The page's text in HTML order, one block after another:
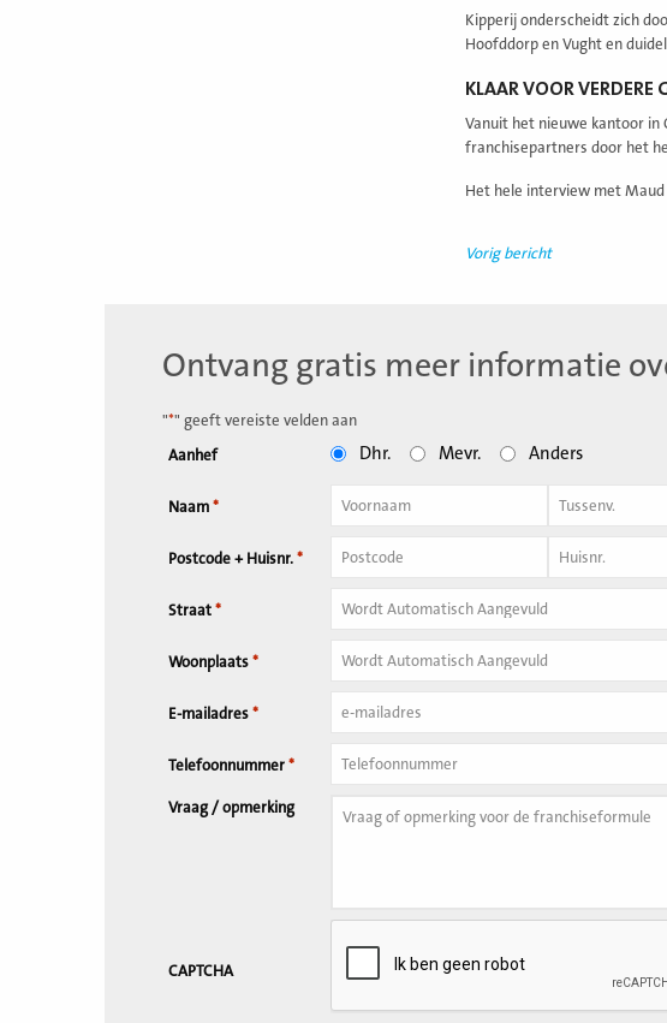
Kipperij onderscheidt zich
Hoofddorp en Vught en
KLAAR VOOR VERDERE
Vanuit het nieuwe kantoor in
franchisepartners door het
Het hele interview met
Vorig bericht
Ontvang gratis meer informatie
"*" geeft vereiste velden aan
Aanhef Dhr. Mevr. Anders
Naam *
Postcode + Huisnr. *
Straat *
Woonplaats *
E-mailadres *
Telefoonnummer *
Vraag / opmerking
CAPTCHA